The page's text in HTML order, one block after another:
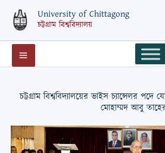
content
University of Chittagong
চট্টগ্রাম বিশ্ববিদ্যালয়
চট্টগ্রাম বিশ্ববিদ্যালয়ের ভাইস চ্যান্সেলর
মোহাম্মদ আবু